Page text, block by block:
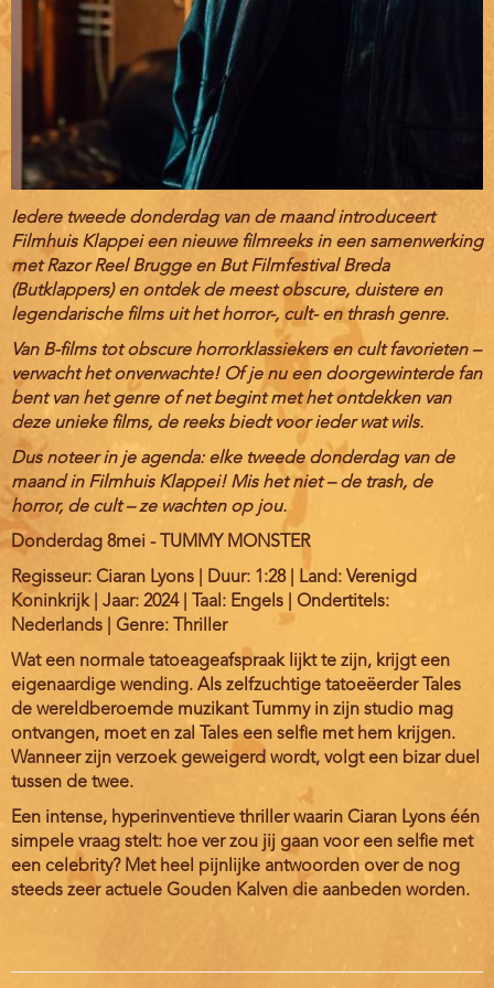
Iedere tweede donderdag van de maand introduceert
Filmhuis Klappei een nieuwe filmreeks in een samenwerking
met Razor Reel Brugge en But Filmfestival Breda
(Butklappers) en ontdek de meest obscure, duistere en
legendarische films uit het horror-, cult- en thrash genre.
Van B-films tot obscure horrorklassiekers en cult favorieten –
verwacht het onverwachte! Of je nu een doorgewinterde fan
bent van het genre of net begint met het ontdekken van
deze unieke films, de reeks biedt voor ieder wat wils.
Dus noteer in je agenda: elke tweede donderdag van de
maand in Filmhuis Klappei! Mis het niet – de trash, de
horror, de cult – ze wachten op jou.
Donderdag 8mei - TUMMY MONSTER
Regisseur: Ciaran Lyons | Duur: 1:28 | Land: Verenigd
Koninkrijk | Jaar: 2024 | Taal: Engels | Ondertitels:
Nederlands | Genre: Thriller
Wat een normale tatoeageafspraak lijkt te zijn, krijgt een
eigenaardige wending. Als zelfzuchtige tatoeëerder Tales
de wereldberoemde muzikant Tummy in zijn studio mag
ontvangen, moet en zal Tales een selfie met hem krijgen.
Wanneer zijn verzoek geweigerd wordt, volgt een bizar duel
tussen de twee.
Een intense, hyperinventieve thriller waarin Ciaran Lyons één
simpele vraag stelt: hoe ver zou jij gaan voor een selfie met
een celebrity? Met heel pijnlijke antwoorden over de nog
steeds zeer actuele Gouden Kalven die aanbeden worden.